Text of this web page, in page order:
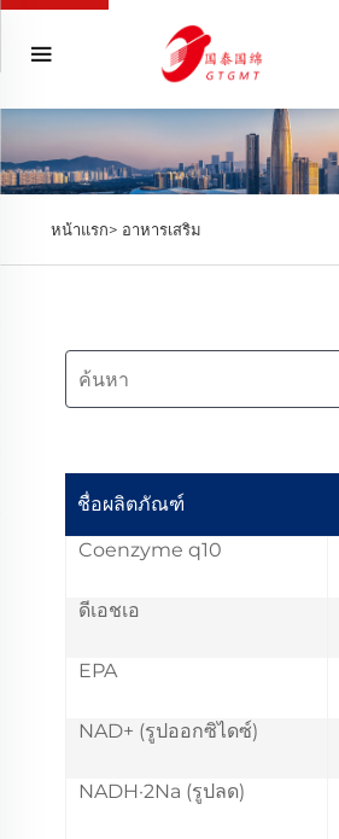
หน้าแรก> อาหารเสริม
ชื่อผลิตภัณฑ์
Coenzyme q10
ดีเอชเอ
EPA
NAD+ (รูปออกซิไดซ์)
NADH·2Na (รูปลด)